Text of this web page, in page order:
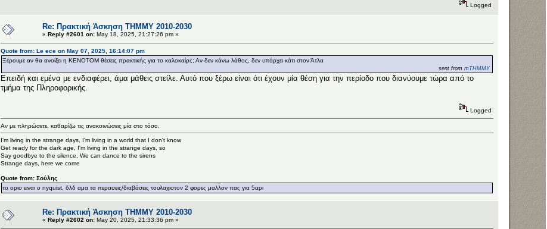
Logged
Re: Πρακτική Άσκηση ΤΗΜΜΥ 2010-2030
« Reply #2601 on: May 18, 2025, 21:27:26 pm »
Quote from: Le ece on May 07, 2025, 16:14:07 pm
Ξέρουμε αν θα ανοίξει η ΚΕΝΟΤΟΜ θέσεις πρακτικής για το καλοκαίρι;; Αν δεν κάνω λάθος, δεν υπάρχει κάτι στον Άτλα
sent from mTHMMY
Επειδή και εμένα με ενδιαφέρει, άμα μάθεις στείλε. Αυτό που ξέρω είναι ότι έχουν μία θέση για την περίοδο που διανύουμε τώρα από το
τμήμα της Πληροφορικής.
Logged
Αν με πληρώσετε, καθαρίζω τις ανακοινώσεις μία στο τόσο.
I'm living in the strange days, I'm living in a world that I don't know
Get ready for the dark age, I'm living in the strange days, so
Say goodbye to the silence, We can dance to the sirens
Strange days, here we come
Quote from: Σούλης
το οριο ειναι o nyquist, δλδ αμα τα περασεις/διαβάσεις τουλαχιστον 2 φορες μαλλον πας για 5αρι
Re: Πρακτική Άσκηση ΤΗΜΜΥ 2010-2030
« Reply #2602 on: May 20, 2025, 21:33:36 pm »